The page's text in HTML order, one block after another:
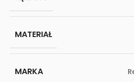
MATERIAŁ
MARKA